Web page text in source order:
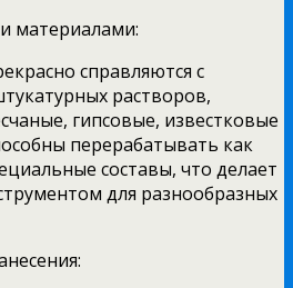
материалами:
справляются с
растворов,
гипсовые, известковые
перерабатывать как
составы, что делает
для разнообразных